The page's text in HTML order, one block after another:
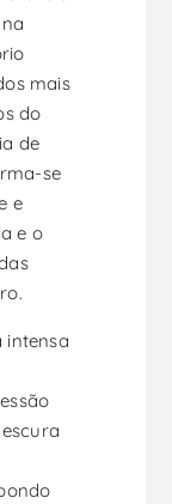
mais
do
de
se
e
e o
intensa